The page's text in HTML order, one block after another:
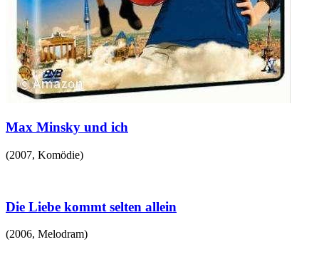
Max Minsky und ich
(2007, Komödie)
Die Liebe kommt selten allein
(2006, Melodram)